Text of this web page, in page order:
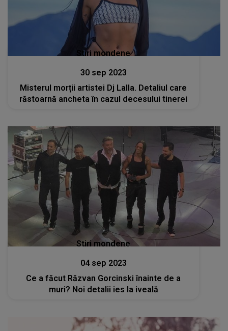
Stiri mondene
30 sep 2023
Misterul morții artistei Dj Lalla. Detaliul care
răstoarnă ancheta în cazul decesului tinerei
Stiri mondene
04 sep 2023
Ce a făcut Răzvan Gorcinski înainte de a
muri? Noi detalii ies la iveală